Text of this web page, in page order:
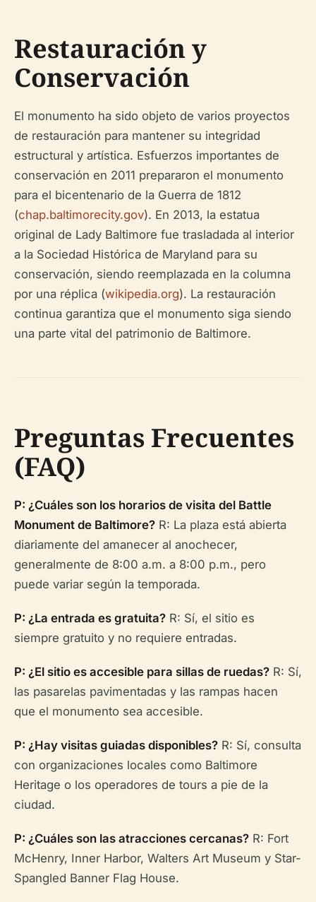
Restauración y
Conservación
El monumento ha sido objeto de varios proyectos
de restauración para mantener su integridad
estructural y artística. Esfuerzos importantes de
conservación en 2011 prepararon el monumento
para el bicentenario de la Guerra de 1812
(chap.baltimorecity.gov). En 2013, la estatua
original de Lady Baltimore fue trasladada al interior
a la Sociedad Histórica de Maryland para su
conservación, siendo reemplazada en la columna
por una réplica (wikipedia.org). La restauración
continua garantiza que el monumento siga siendo
una parte vital del patrimonio de Baltimore.
Preguntas Frecuentes
(FAQ)
P: ¿Cuáles son los horarios de visita del Battle
Monument de Baltimore? R: La plaza está abierta
diariamente del amanecer al anochecer,
generalmente de 8:00 a.m. a 8:00 p.m., pero
puede variar según la temporada.
P: ¿La entrada es gratuita? R: Sí, el sitio es
siempre gratuito y no requiere entradas.
P: ¿El sitio es accesible para sillas de ruedas? R: Sí,
las pasarelas pavimentadas y las rampas hacen
que el monumento sea accesible.
P: ¿Hay visitas guiadas disponibles? R: Sí, consulta
con organizaciones locales como Baltimore
Heritage o los operadores de tours a pie de la
ciudad.
P: ¿Cuáles son las atracciones cercanas? R: Fort
McHenry, Inner Harbor, Walters Art Museum y Star-
Spangled Banner Flag House.